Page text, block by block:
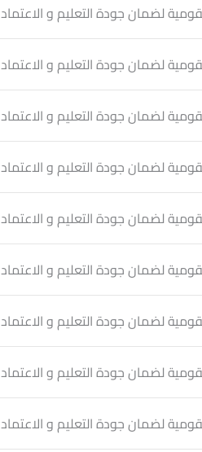
لضمان جودة التعليم و الاعتماد
لضمان جودة التعليم و الاعتماد
لضمان جودة التعليم و الاعتماد
لضمان جودة التعليم و الاعتماد
لضمان جودة التعليم و الاعتماد
لضمان جودة التعليم و الاعتماد
لضمان جودة التعليم و الاعتماد
لضمان جودة التعليم و الاعتماد
لضمان جودة التعليم و الاعتماد